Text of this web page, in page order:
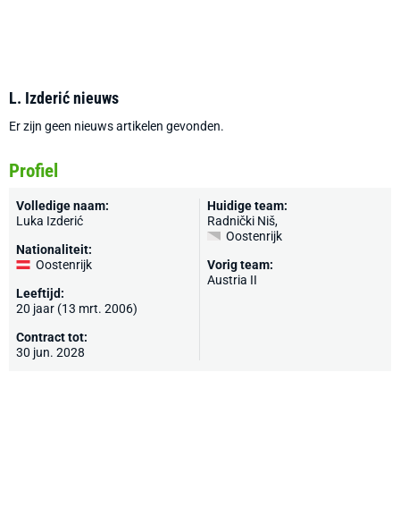
L. Izderić nieuws
Er zijn geen nieuws artikelen gevonden.
Profiel
Volledige naam:
Luka Izderić
Nationaliteit:
Oostenrijk
Leeftijd:
20 jaar (13 mrt. 2006)
Contract tot:
30 jun. 2028
Huidige team:
Radnički Niš,
Oostenrijk
Vorig team:
Austria II